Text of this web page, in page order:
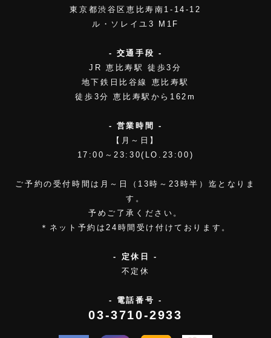
東京都渋谷区恵比寿南1-14-12
ル・ソレイユ3 M1F
- 交通手段 -
JR 恵比寿駅 徒歩3分
地下鉄日比谷線 恵比寿駅
徒歩3分 恵比寿駅から162m
- 営業時間 -
【月～日】
17:00～23:30(LO.23:00)
ご予約の受付時間は月～日（13時～23時半）迄となりま
す。
予めご了承ください。
＊ネット予約は24時間受け付けております。
- 定休日 -
不定休
- 電話番号 -
03-3710-2933